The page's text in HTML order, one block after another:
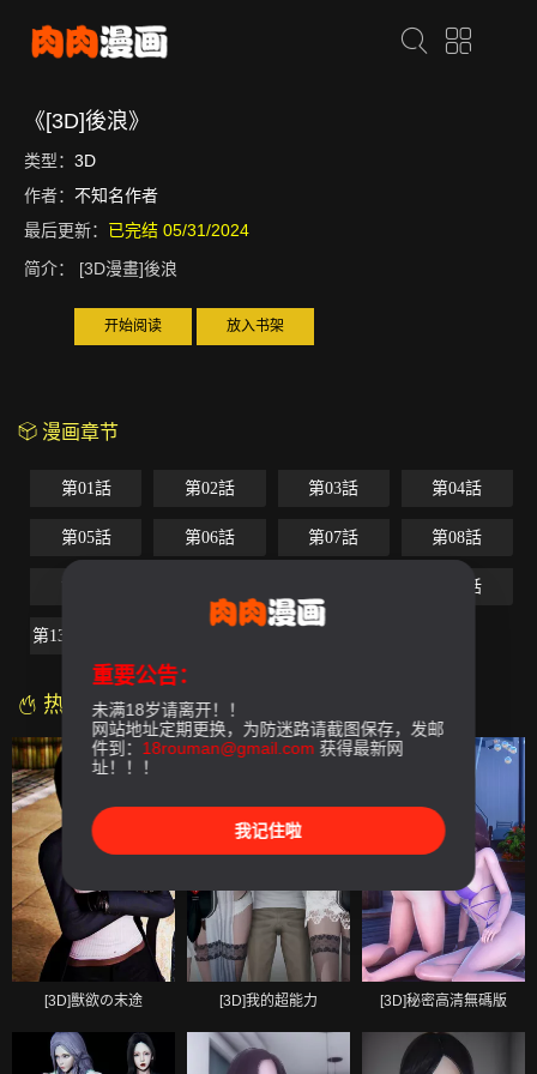
《[3D]後浪》
类型： 3D
作者： 不知名作者
最后更新： 已完结 05/31/2024
简介：
[3D漫畫]後浪
开始阅读 放入书架
漫画章节
第01話 第02話 第03話 第04話
第05話 第06話 第07話 第08話
第12話
第13話-最終話
热门漫画
[3D]獸欲の末途 [3D]我的超能力 [3D]秘密高清無碼版
重要公告：
未满18岁请离开！！
网站地址定期更换，为防迷路请截图保存，发邮
件到： 18rouman@gmail.com 获得最新网
址！！！
我记住啦